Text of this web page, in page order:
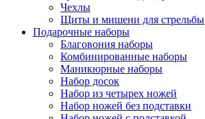
Чехлы
Щиты и мишени для стрельбы
Подарочные наборы
Благовония наборы
Комбинированные наборы
Маникюрные наборы
Набор досок
Набор из четырех ножей
Набор ножей без подставки